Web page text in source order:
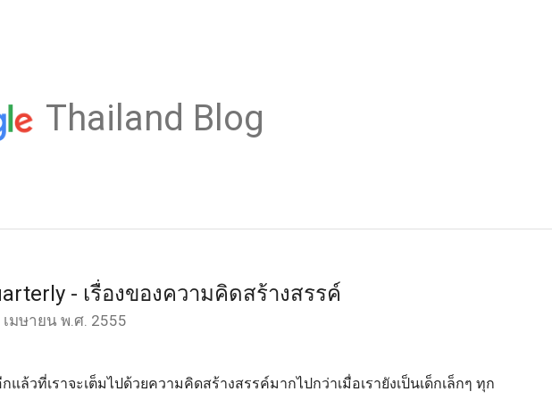
Thailand Blog
- เรื่องของความคิดสร้างสรรค์
มษายน พ.ศ. 2555
แล้วที่เราจะเต็มไปด้วยความคิดสร้างสรรค์มากไปกว่าเมื่อเรายังเป็นเด็กเล็กๆ ทุก